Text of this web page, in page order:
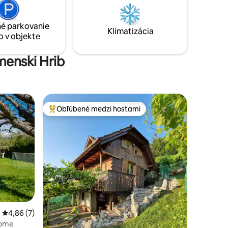
parkovanie
v objekte
Klimatizácia
Hrib
Priemerné ohodnotenie 4,86 z 5, počet hodnotení: 7
4,86 (7)
Najobľúbenejšie medzi hosťami
Obľúbené medzi hosťami